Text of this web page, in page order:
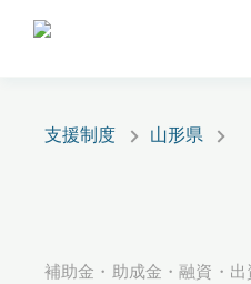
支援制度 山形県
補助金・助成金・融資・